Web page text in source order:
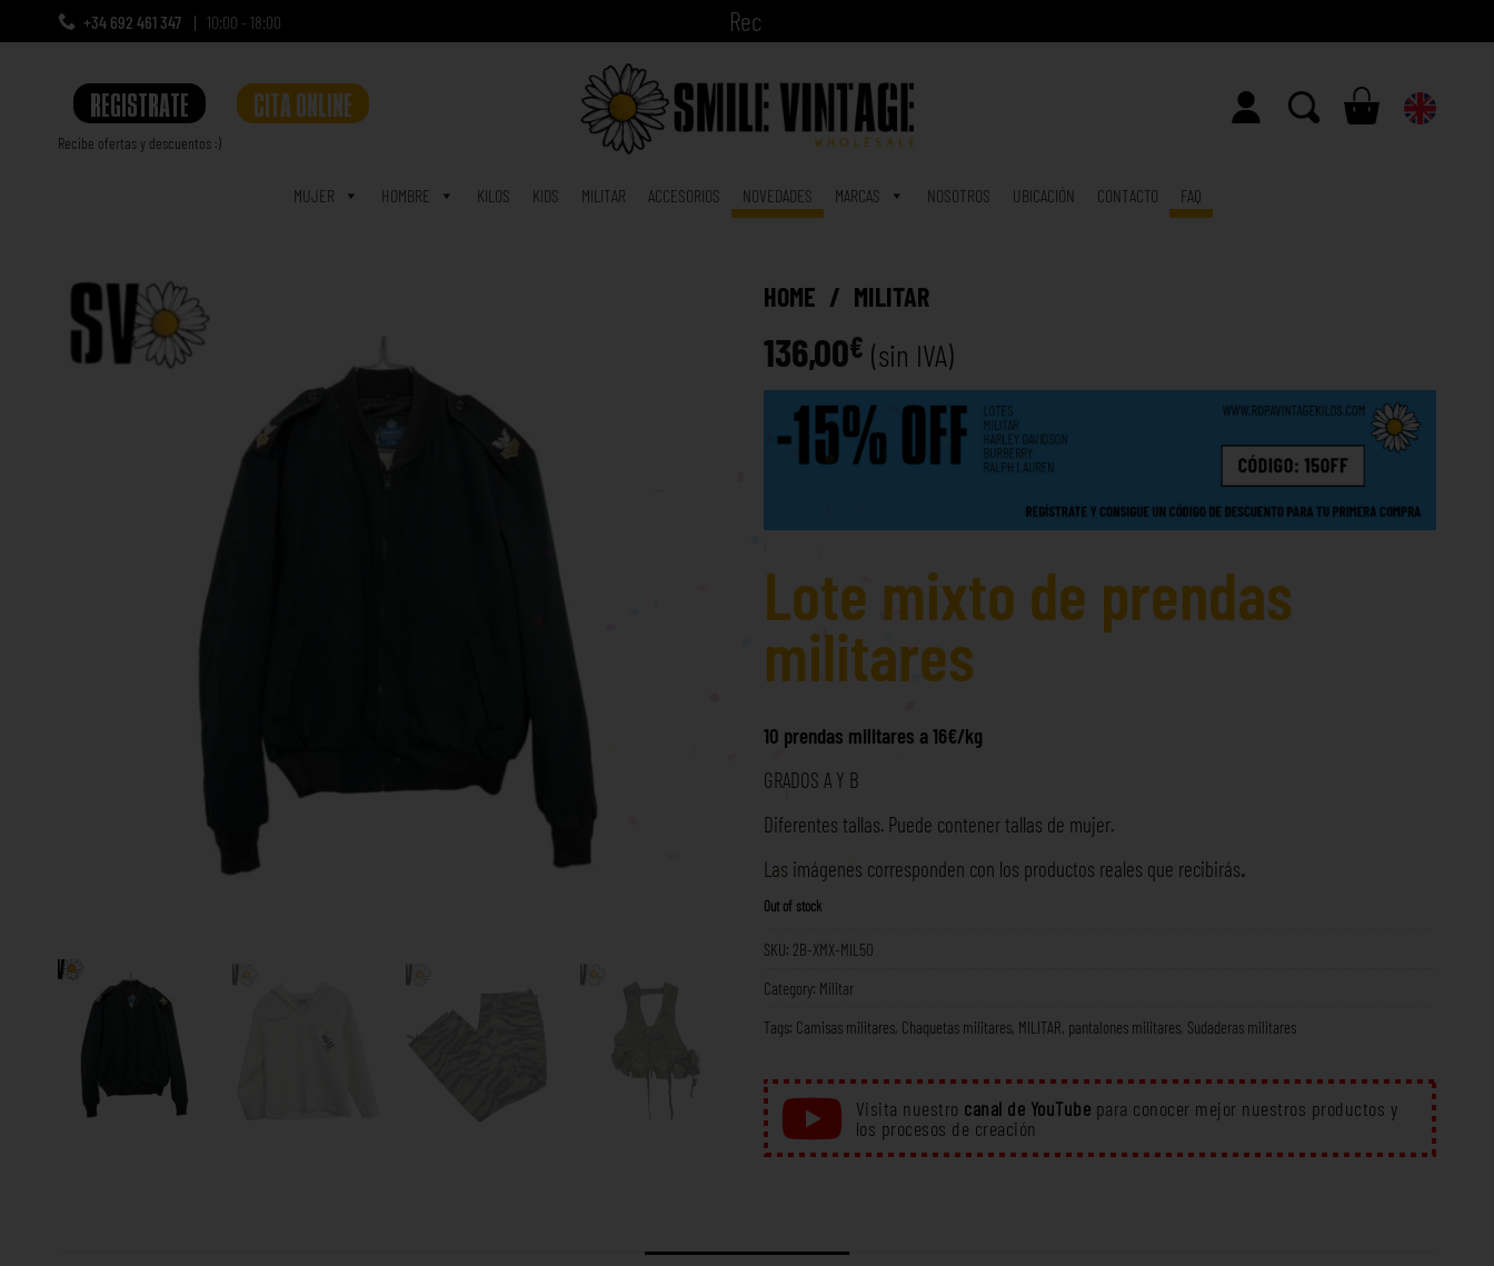
+34 692 461 347 10:00 - 18:00 Ah|
REGISTRATE
Recibe ofertas y descuentos :)
CITA ONLINE
MUJER HOMBRE KILOS KIDS MILITAR ACCESORIOS NOVEDADES MARCAS NOSOTROS UBICACIÓN CONTACTO FAQ
HOME / MILITAR
136,00€ (sin IVA)
Lote mixto de prendas
militares
10 prendas militares a 16€/kg
GRADOS A Y B
Diferentes tallas. Puede contener tallas de mujer.
Las imágenes corresponden con los productos reales que recibirás.
Out of stock
SKU: 2B-XMX-MIL50
Category: Militar
Tags: Camisas militares, Chaquetas militares, MILITAR, pantalones militares, Sudaderas militares
Visita nuestro canal de YouTube para conocer mejor nuestros productos y
los procesos de creación